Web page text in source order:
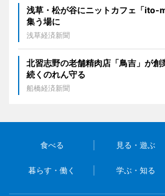
浅草・松が谷にニットカフェ「
集う場に
浅草経済新聞
北習志野の老舗精肉店「鳥吉」が
続くのれん守る
船橋経済新聞
食べる 見る・遊ぶ
暮らす・働く 学ぶ・知る